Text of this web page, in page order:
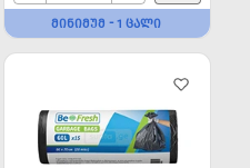
ᲛᲘᲜᲘᲛᲣᲛ - 1 ᲪᲐᲚᲘ